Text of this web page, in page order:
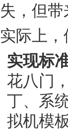
失，但
实际上
实现标
花八门
丁、系
拟机模